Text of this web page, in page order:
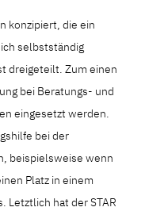
konzipiert, die ein
selbstständig
dreigeteilt. Zum einen
bei Beratungs- und
eingesetzt werden.
bei der
beispielsweise wenn
Platz in einem
Letztlich hat der STAR